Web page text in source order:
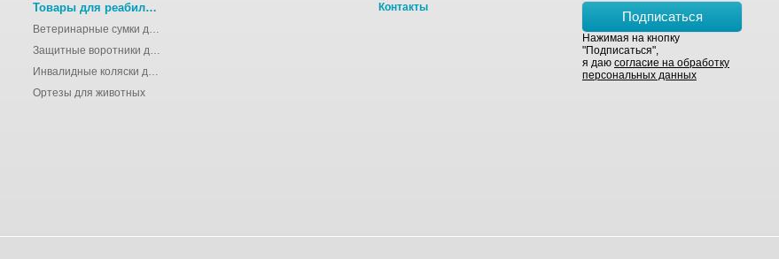
Товары для реабилитации животных
Ветеринарные сумки для животных
Защитные воротники для животных
Инвалидные коляски для животных
Ортезы для животных
Контакты
Подписаться
Нажимая на кнопку
"Подписаться",
я даю согласие на обработку
персональных данных